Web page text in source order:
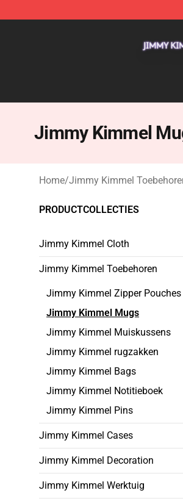
Jimmy Kimmel
Home/Jimmy Kimmel
PRODUCTCOLLECTIES
Jimmy Kimmel Cloth
Jimmy Kimmel Toebehoren
Jimmy Kimmel Zipper Pouches
Jimmy Kimmel Mugs
Jimmy Kimmel Muiskussens
Jimmy Kimmel rugzakken
Jimmy Kimmel Bags
Jimmy Kimmel Notitieboek
Jimmy Kimmel Pins
Jimmy Kimmel Cases
Jimmy Kimmel Decoration
Jimmy Kimmel Werktuig